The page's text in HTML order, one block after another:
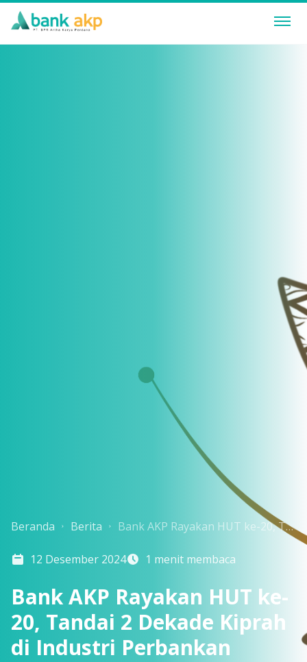
Beranda Berita Bank AKP Rayakan HUT ke-20, Tandai 2 Dekade Kiprah di Industri Perbankan
12 Desember 2024 1 menit membaca
Bank AKP Rayakan HUT ke-
20, Tandai 2 Dekade Kiprah
di Industri Perbankan